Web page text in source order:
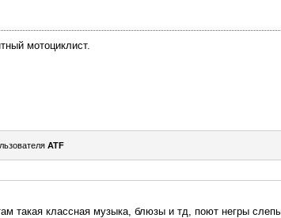
мотоциклист.
ATF
такая классная музыка, блюзы и тд, поют негры